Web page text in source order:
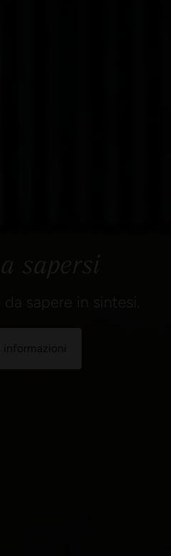
sapersi
sapere in sintesi.